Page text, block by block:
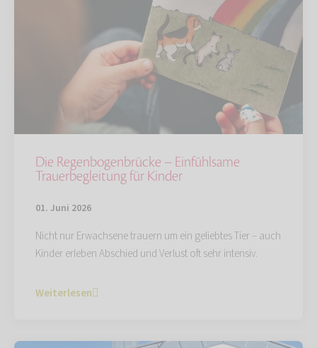
Die Regenbogenbrücke – Einfühlsame
Trauerbegleitung für Kinder
01. Juni 2026
Nicht nur Erwachsene trauern um ein geliebtes Tier – auch
Kinder erleben Abschied und Verlust oft sehr intensiv.
Weiterlesen